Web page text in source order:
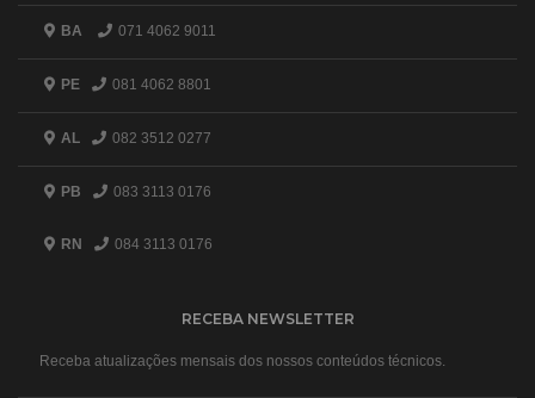
BA 071 4062 9011
PE 081 4062 8801
AL 082 3512 0277
PB 083 3113 0176
RN 084 3113 0176
RECEBA NEWSLETTER
Receba atualizações mensais dos nossos conteúdos técnicos.